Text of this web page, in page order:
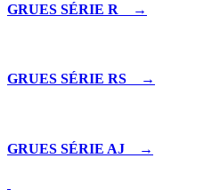
GRUES SÉRIE R →
GRUES SÉRIE RS →
GRUES SÉRIE AJ →